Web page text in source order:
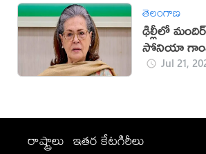
తెలంగాణ
ఢిల్లీలో
సోనియా
Jul 21,
రాష్ట్రాలు ఇతర కేటగిరీలు